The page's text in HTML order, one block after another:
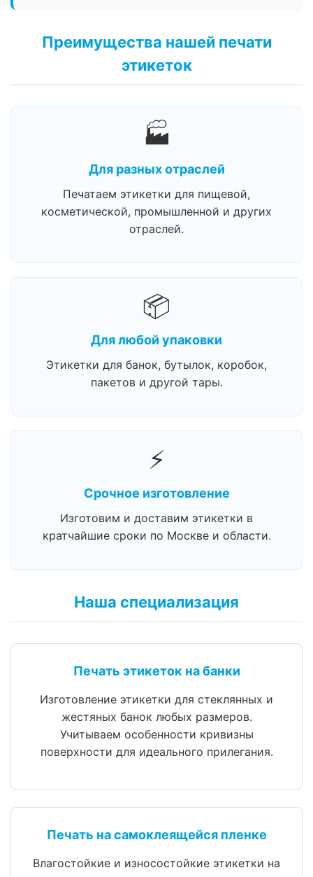
Преимущества нашей печати
этикеток
🏭
Для разных отраслей
Печатаем этикетки для пищевой,
косметической, промышленной и других
отраслей.
📦
Для любой упаковки
Этикетки для банок, бутылок, коробок,
пакетов и другой тары.
⚡
Срочное изготовление
Изготовим и доставим этикетки в
кратчайшие сроки по Москве и области.
Наша специализация
Печать этикеток на банки
Изготовление этикетки для стеклянных и
жестяных банок любых размеров.
Учитываем особенности кривизны
поверхности для идеального прилегания.
Печать на самоклеящейся пленке
Влагостойкие и износостойкие этикетки на